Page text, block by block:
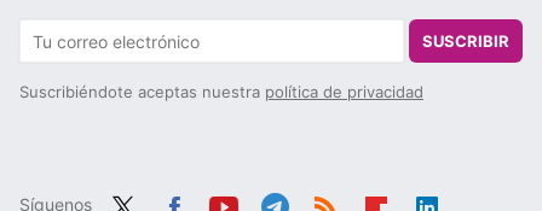
SUSCRIBIR
Suscribiéndote aceptas nuestra política de privacidad
Síguenos